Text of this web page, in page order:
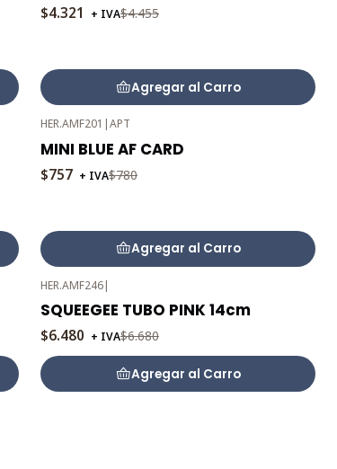
$4.321 + IVA$4.455
Agregar al Carro
-3%
OFF
HER.AMF201 |APT
MINI BLUE AF CARD
$757 + IVA$780
Agregar al Carro
-3%
OFF
HER.AMF246|
SQUEEGEE TUBO PINK 14cm
$6.480 + IVA$6.680
Agregar al Carro